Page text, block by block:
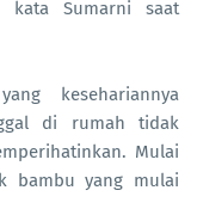
Sumarni saat
kesehariannya
di rumah tidak
Mulai
bambu yang mulai